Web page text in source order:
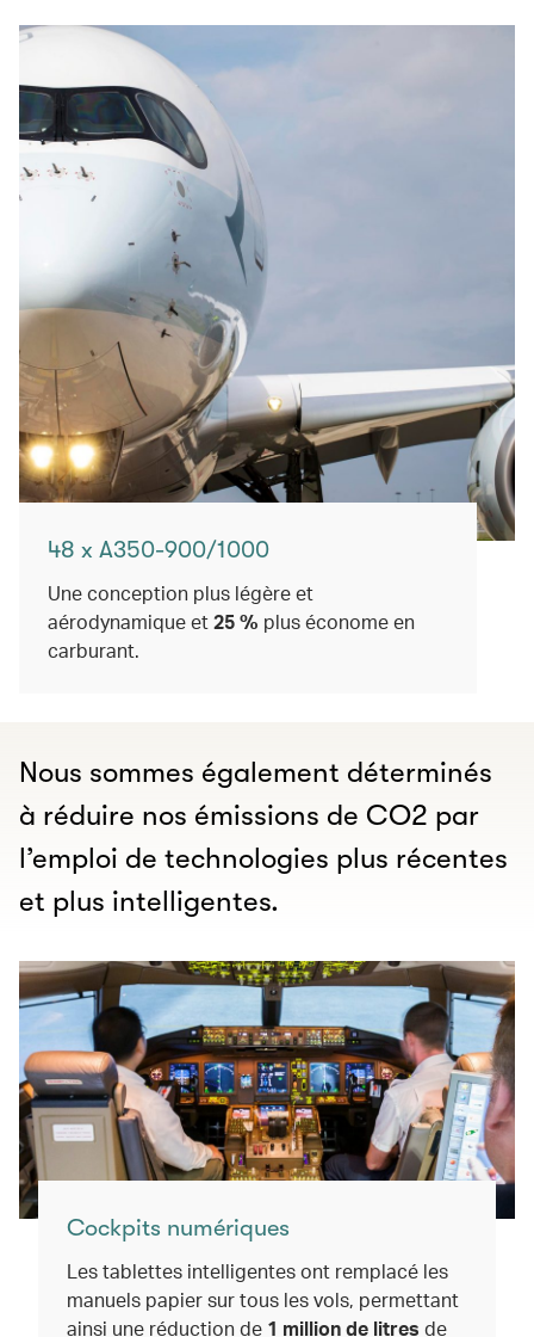
48 x A350-900/1000
Une conception plus légère et
aérodynamique et25 % plus économe en
carburant.
Nous sommes également déterminés
à réduire nos émissions de CO2 par
l’emploi de technologies plus récentes
et plus intelligentes.
Cockpits numériques
Les tablettes intelligentes ont remplacé les
manuels papier sur tous les vols, permettant
ainsi une réduction de 1 million de litres de